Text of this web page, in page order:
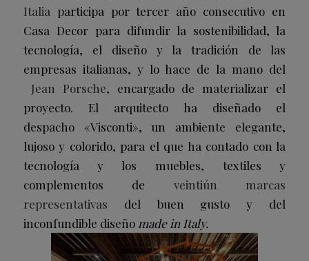
Italia participa por tercer año consecutivo en
Casa Decor para difundir la sostenibilidad, la
tecnología, el diseño y la tradición de las
empresas italianas, y lo hace de la mano del
Jean Porsche, encargado de materializar el
proyecto. El arquitecto ha diseñado el
despacho «Visconti», un ambiente elegante,
lujoso y colorido, para el que ha contado con la
tecnología y los muebles, textiles y
complementos de veintiún marcas
representativas del buen gusto y del
inconfundible diseño made in Italy.